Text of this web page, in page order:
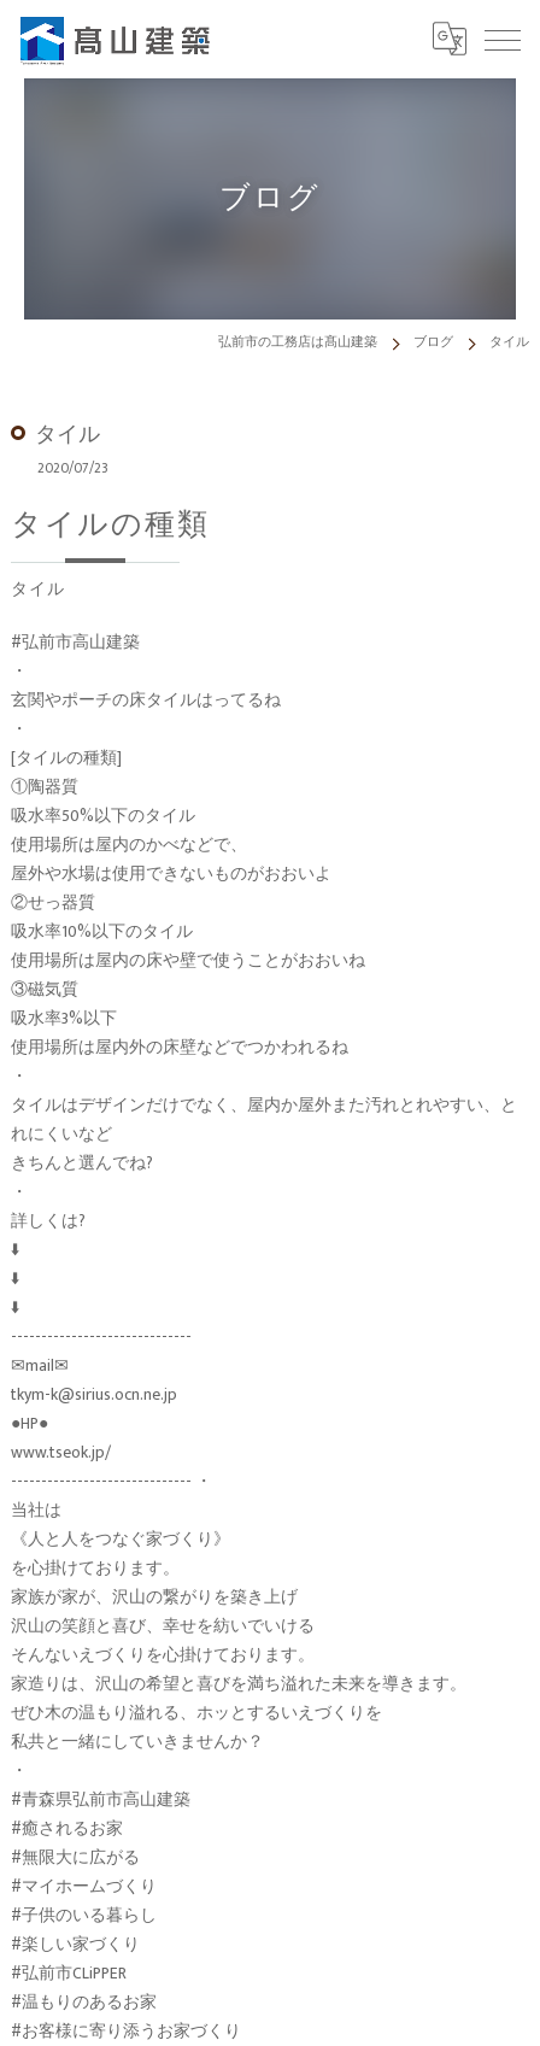
ブログ
弘前市の工務店は髙山建築 ブログ タイル
タイル
2020/07/23
タイル
タイルの種類
#弘前市高山建築
・
玄関やポーチの床タイルはってるね
・
[タイルの種類]
①陶器質
吸水率50%以下のタイル
使用場所は屋内のかべなどで、
屋外や水場は使用できないものがおおいよ
②せっ器質
吸水率10%以下のタイル
使用場所は屋内の床や壁で使うことがおおいね
③磁気質
吸水率3%以下
使用場所は屋内外の床壁などでつかわれるね
・
タイルはデザインだけでなく、屋内か屋外また汚れとれやすい、と
れにくいなど
きちんと選んでね?
・
詳しくは?
⬇️
⬇️
⬇️
------------------------------
✉︎mail✉︎
tkym-k@sirius.ocn.ne.jp
●HP●
www.tseok.jp/
------------------------------ ・
当社は
《人と人をつなぐ家づくり》
を心掛けております。
家族が家が、沢山の繋がりを築き上げ
沢山の笑顔と喜び、幸せを紡いでいける
そんないえづくりを心掛けております。
家造りは、沢山の希望と喜びを満ち溢れた未来を導きます。
ぜひ木の温もり溢れる、ホッとするいえづくりを
私共と一緒にしていきませんか？
・
#青森県弘前市高山建築
#癒されるお家
#無限大に広がる
#マイホームづくり
#子供のいる暮らし
#楽しい家づくり
#弘前市CLiPPER
#温もりのあるお家
#お客様に寄り添うお家づくり